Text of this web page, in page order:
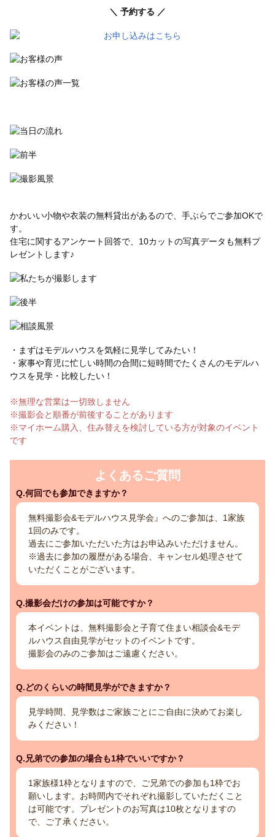
＼ 予約する ／
かわいい小物や衣装の無料貸出があるので、手ぶらでご参加OKで
す。
住宅に関するアンケート回答で、10カットの写真データも無料プ
レゼントします♪
・まずはモデルハウスを気軽に見学してみたい！
・家事や育児に忙しい時間の合間に短時間でたくさんのモデルハ
ウスを見学・比較したい！
※無理な営業は一切致しません
※撮影会と順番が前後することがあります
※マイホーム購入、住み替えを検討している方が対象のイベント
です
よくあるご質問
Q.何回でも参加できますか？
無料撮影会&モデルハウス見学会』へのご参加は、1家族
1回のみです。
過去にご参加いただいた方はお申込みいただけません。
※過去に参加の履歴がある場合、キャンセル処理させて
いただくことがございます。
Q.撮影会だけの参加は可能ですか？
本イベントは、無料撮影会と子育て住まい相談会&モデ
ルハウス自由見学がセットのイベントです。
撮影会のみのご参加はご遠慮ください。
Q.どのくらいの時間見学ができますか？
見学時間、見学数はご家族ごとにご自由に決めてお楽し
みください！
Q.兄弟での参加の場合も1枠でいいですか？
1家族様1枠となりますので、ご兄弟での参加も1枠でお
願いします。お時間内でそれぞれ撮影していただくこと
は可能です。プレゼントのお写真は10枚となりますの
で、ご了承ください。